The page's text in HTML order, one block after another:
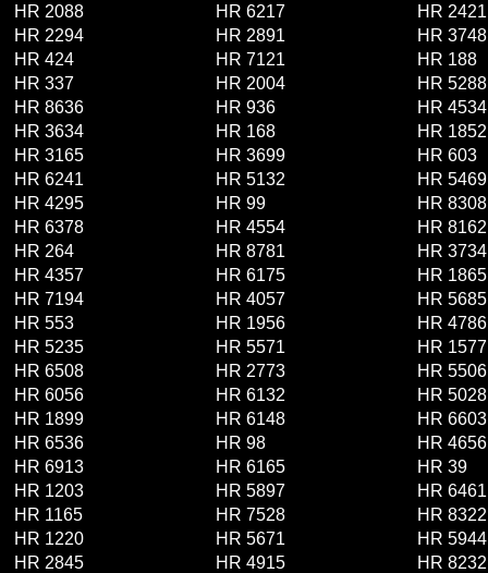
HR 2088
HR 6217
HR 2421
HR 2294
HR 2891
HR 3748
HR 424
HR 7121
HR 188
HR 337
HR 2004
HR 5288
HR 8636
HR 936
HR 4534
HR 3634
HR 168
HR 1852
HR 3165
HR 3699
HR 603
HR 6241
HR 5132
HR 5469
HR 4295
HR 99
HR 8308
HR 6378
HR 4554
HR 8162
HR 264
HR 8781
HR 3734
HR 4357
HR 6175
HR 1865
HR 7194
HR 4057
HR 5685
HR 553
HR 1956
HR 4786
HR 5235
HR 5571
HR 1577
HR 6508
HR 2773
HR 5506
HR 6056
HR 6132
HR 5028
HR 1899
HR 6148
HR 6603
HR 6536
HR 98
HR 4656
HR 6913
HR 6165
HR 39
HR 1203
HR 5897
HR 6461
HR 1165
HR 7528
HR 8322
HR 1220
HR 5671
HR 5944
HR 2845
HR 4915
HR 8232